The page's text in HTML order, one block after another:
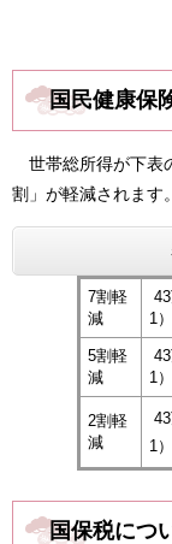
国民健康保
世帯総所得が下表
割」が軽減されます
7割軽
減
1）
5割軽
減
1
2割軽
減
1
国保税につ